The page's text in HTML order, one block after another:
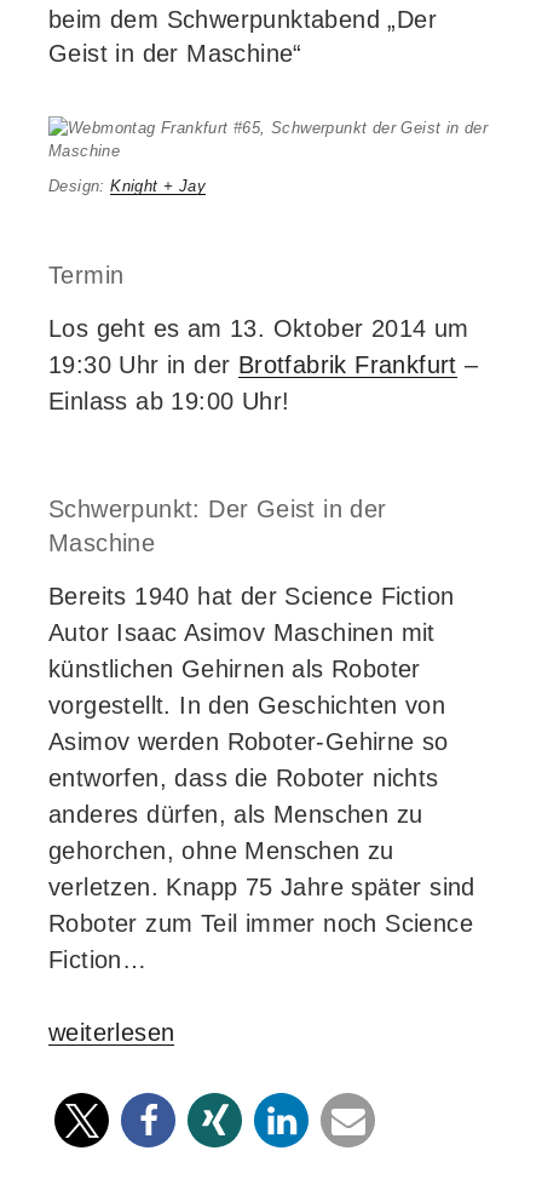
beim dem Schwerpunktabend „Der
Geist in der Maschine“
Design:Knight + Jay
Termin
Los geht es am 13. Oktober 2014 um
19:30 Uhr in der Brotfabrik Frankfurt –
Einlass ab 19:00 Uhr!
Schwerpunkt: Der Geist in der
Maschine
Bereits 1940 hat der Science Fiction
Autor Isaac Asimov Maschinen mit
künstlichen Gehirnen als Roboter
vorgestellt. In den Geschichten von
Asimov werden Roboter-Gehirne so
entworfen, dass die Roboter nichts
anderes dürfen, als Menschen zu
gehorchen, ohne Menschen zu
verletzen. Knapp 75 Jahre später sind
Roboter zum Teil immer noch Science
Fiction…
„Webmontag
Gadgetnight
beim
weiterlesen